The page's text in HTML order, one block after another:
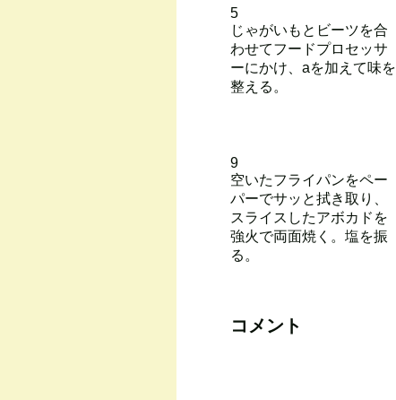
5
じゃがいもとビーツを合
わせてフードプロセッサ
ーにかけ、aを加えて味を
整える。
9
空いたフライパンをペー
パーでサッと拭き取り、
スライスしたアボカドを
強火で両面焼く。塩を振
る。
コメント